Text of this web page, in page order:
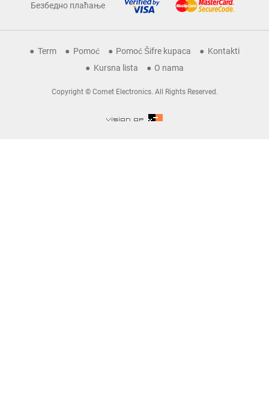
Безбедно плаћање
Term Pomoć Pomoć Šifre kupaca
Kontakti
Kursna lista
O nama
Copyright © Comet Electronics. All Rights Reserved.